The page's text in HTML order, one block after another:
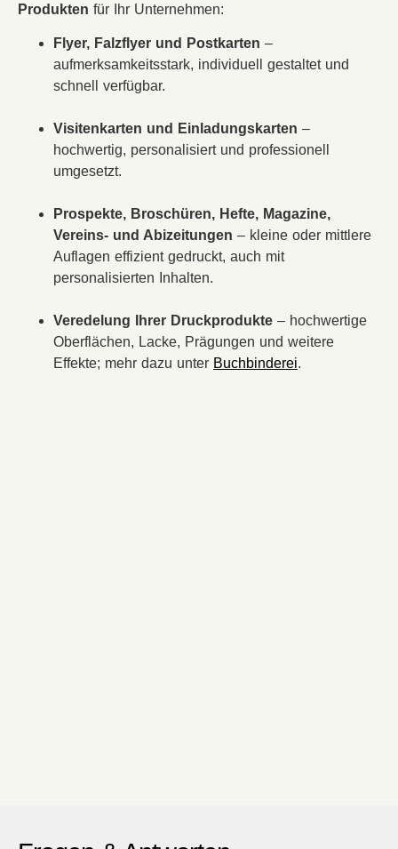
Produkten für Ihr Unternehmen:
Flyer, Falzflyer und Postkarten –
aufmerksamkeitsstark, individuell gestaltet und
schnell verfügbar.
Visitenkarten und Einladungskarten –
hochwertig, personalisiert und professionell
umgesetzt.
Prospekte, Broschüren, Hefte, Magazine,
Vereins- und Abizeitungen – kleine oder mittlere
Auflagen effizient gedruckt, auch mit
personalisierten Inhalten.
Veredelung Ihrer Druckprodukte – hochwertige
Oberflächen, Lacke, Prägungen und weitere
Effekte; mehr dazu unter Buchbinderei.